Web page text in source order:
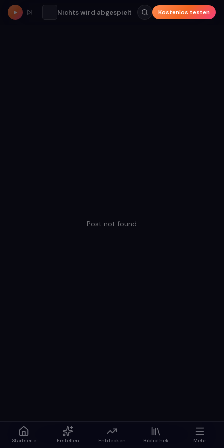
Nichts wird abgespielt Kostenlos testen
Post not found
Startseite Erstellen Entdecken Bibliothek Mehr